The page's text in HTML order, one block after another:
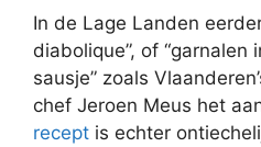
In de Lage Landen
diabolique”, of “garnalen
sausje” zoals
chef Jeroen Meus het
recept is echter